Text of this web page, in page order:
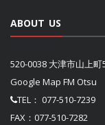
ABOUT US
520-0038 大津市山上
Google Map FM Otsu
TEL： 077-510-7239
FAX：077-510-7282